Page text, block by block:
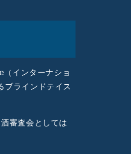
インターナショ
ブラインドテイス
審査会としては